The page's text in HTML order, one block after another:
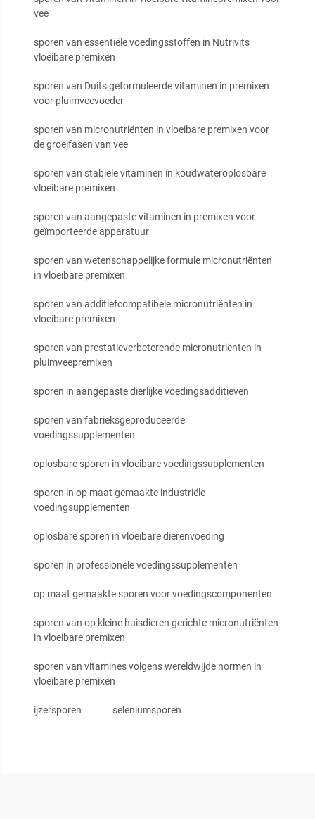
vee
sporen van essentiële voedingsstoffen in Nutrivits
vloeibare premixen
sporen van Duits geformuleerde vitaminen in premixen
voor pluimveevoeder
sporen van micronutriënten in vloeibare premixen voor
de groeifasen van vee
sporen van stabiele vitaminen in koudwateroplosbare
vloeibare premixen
sporen van aangepaste vitaminen in premixen voor
geïmporteerde apparatuur
sporen van wetenschappelijke formule micronutriënten
in vloeibare premixen
sporen van additiefcompatibele micronutriënten in
vloeibare premixen
sporen van prestatieverbeterende micronutriënten in
pluimveepremixen
sporen in aangepaste dierlijke voedingsadditieven
sporen van fabrieksgeproduceerde
voedingssupplementen
oplosbare sporen in vloeibare voedingssupplementen
sporen in op maat gemaakte industriële
voedingsupplementen
oplosbare sporen in vloeibare dierenvoeding
sporen in professionele voedingssupplementen
op maat gemaakte sporen voor voedingscomponenten
sporen van op kleine huisdieren gerichte micronutriënten
in vloeibare premixen
sporen van vitamines volgens wereldwijde normen in
vloeibare premixen
ijzersporen seleniumsporen